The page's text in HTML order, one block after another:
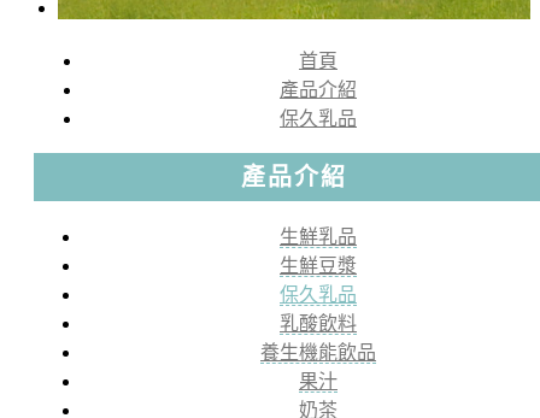
首頁
產品介紹
保久乳品
產品介紹
生鮮乳品
生鮮豆漿
保久乳品
乳酸飲料
養生機能飲品
果汁
奶茶